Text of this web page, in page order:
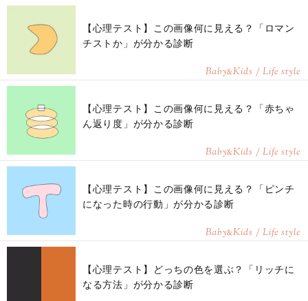
【心理テスト】この画像何に見える？「ロマン
チストか」が分かる診断
Baby&Kids / Life style
【心理テスト】この画像何に見える？「赤ちゃ
ん返り度」が分かる診断
Baby&Kids / Life style
【心理テスト】この画像何に見える？「ピンチ
になった時の行動」が分かる診断
Baby&Kids / Life style
【心理テスト】どっちの色を選ぶ？「リッチに
なる方法」が分かる診断